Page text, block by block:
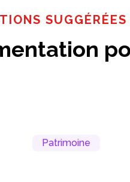
SUGGÉRÉES
Patrimoine